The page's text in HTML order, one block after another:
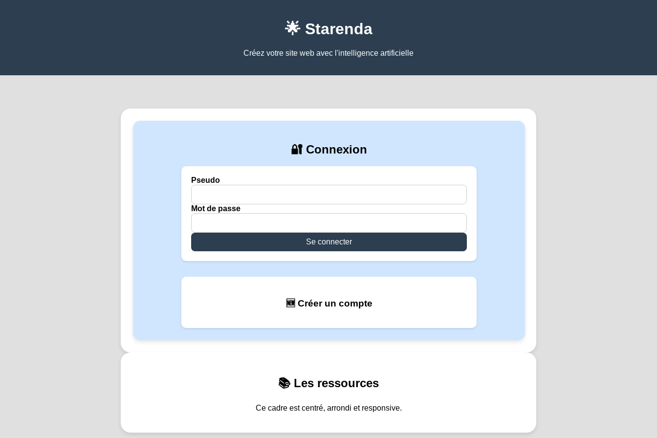
🌟 Starenda
Créez votre site web avec l'intelligence artificielle
🔐 Connexion
Pseudo
Mot de passe
Se connecter
🆕 Créer un compte
📚 Les ressources
Ce cadre est centré, arrondi et responsive.